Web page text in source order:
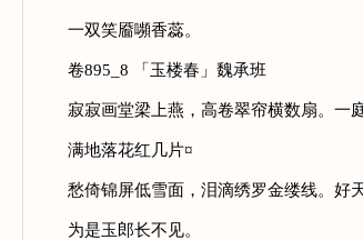
一双笑靥嚬香蕊。
卷895_8 「玉楼春」魏承班
寂寂画堂梁上燕，高卷翠帘横数扇。一庭
满地落花红几片¤
愁倚锦屏低雪面，泪滴绣罗金缕线。好天
为是玉郎长不见。